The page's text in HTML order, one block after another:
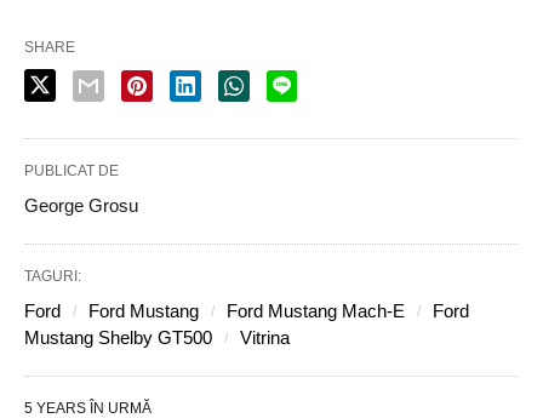
SHARE
PUBLICAT DE
George Grosu
TAGURI:
Ford Ford Mustang Ford Mustang Mach-E
Ford
Mustang Shelby GT500
Vitrina
5 YEARS ÎN URMĂ